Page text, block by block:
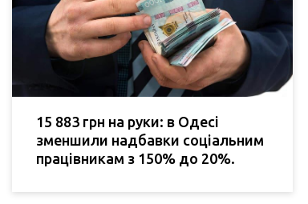
15 883 грн на руки: в Одесі
зменшили надбавки соціальним
працівникам з 150% до 20%.